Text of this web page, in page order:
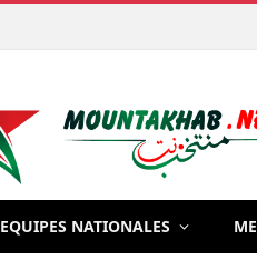
EQUIPES NATIONALES